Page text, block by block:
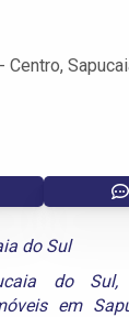
Centro,
do Sul
do Sul,
em